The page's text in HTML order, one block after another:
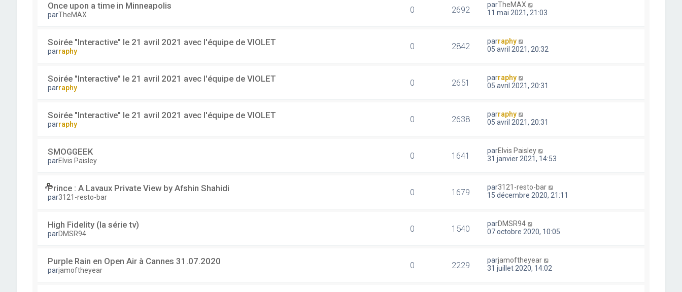
Once upon a time in Minneapolis
parTheMAX 0 2692 parTheMAX
11 mai 2021, 21:03
Soirée "Interactive" le 21 avril 2021 avec l'équipe de VIOLET
parraphy 0 2842 parraphy
05 avril 2021, 20:32
Soirée "Interactive" le 21 avril 2021 avec l'équipe de VIOLET
parraphy 0 2651 parraphy
05 avril 2021, 20:31
Soirée "Interactive" le 21 avril 2021 avec l'équipe de VIOLET
parraphy 0 2638 parraphy
05 avril 2021, 20:31
SMOGGEEK
parElvis Paisley 0 1641 parElvis Paisley
31 janvier 2021, 14:53
Prince : A Lavaux Private View by Afshin Shahidi
par3121-resto-bar 0 1679 par3121-resto-bar
15 décembre 2020, 21:11
High Fidelity (la série tv)
parDMSR94 0 1540 parDMSR94
07 octobre 2020, 10:05
Purple Rain en Open Air à Cannes 31.07.2020
parjamoftheyear 0 2229 parjamoftheyear
31 juillet 2020, 14:02